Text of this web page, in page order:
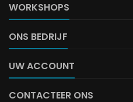
WORKSHOPS
ONS BEDRIJF
UW ACCOUNT
CONTACTEER ONS